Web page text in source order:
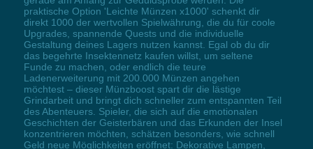
praktische Option 'Leichte Münzen x1000' schenkt dir
direkt 1000 der wertvollen Spielwährung, die du für coole
Upgrades, spannende Quests und die individuelle
Gestaltung deines Lagers nutzen kannst. Egal ob du dir
das begehrte Insektennetz kaufen willst, um seltene
Funde zu machen, oder endlich die teure
Ladenerweiterung mit 200.000 Münzen angehen
möchtest – dieser Münzboost spart dir die lästige
Grindarbeit und bringt dich schneller zum entspannten Teil
des Abenteuers. Spieler, die sich auf die emotionalen
Geschichten der Geisterbären und das Erkunden der Insel
konzentrieren möchten, schätzen besonders, wie schnell
Geld neue Möglichkeiten eröffnet: Dekorative Lampen,